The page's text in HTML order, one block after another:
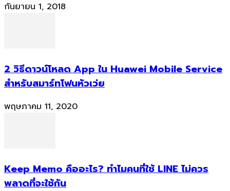
กันยายน 1, 2018
2 วิธีดาวน์โหลด App ใน Huawei Mobile Service
สำหรับสมาร์ทโฟนหัวเว่ย
พฤษภาคม 11, 2020
Keep Memo คืออะไร? ทำไมคนที่ใช้ LINE ไม่ควร
พลาดที่จะใช้กัน